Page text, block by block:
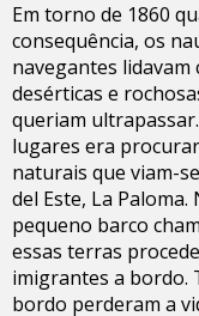
Em torno de 1860
consequência, os
navegantes
desérticas e
queriam
lugares era
naturais que viam-
del Este, La
pequeno barco
essas terras
imigrantes a bordo.
bordo perderam a